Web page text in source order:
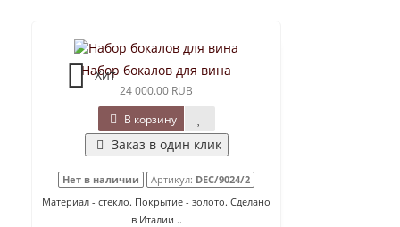
Хит
Набор бокалов для вина
24 000.00 RUB
В корзину
Заказ в один клик
Нет в наличии Артикул: DEC/9024/2
Материал - стекло. Покрытие - золото. Сделано
в Италии ..